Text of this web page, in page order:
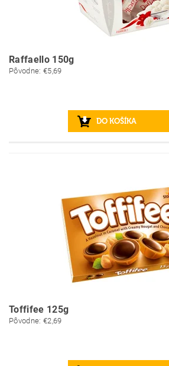
Raffaello 150g
Pôvodne: €5,69
Toffifee 125g
Pôvodne: €2,69